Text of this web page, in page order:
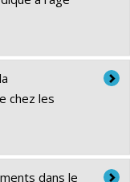
chez les
dans le